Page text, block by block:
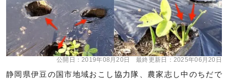
公開日：2019年08月20日 最終更新日： 2025年06月20日
静岡県伊豆の国市地域おこし協力隊、農家志し中のちだで